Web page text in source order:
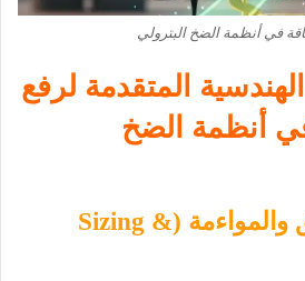
في أنظمة الضخ البترولي
المتقدمة لرفع
أنظمة الضخ
1. التصميم الدقيق والمواءمة (Sizing &